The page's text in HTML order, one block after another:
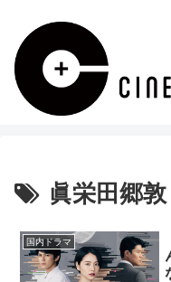
眞栄田郷敦
国内ドラマ